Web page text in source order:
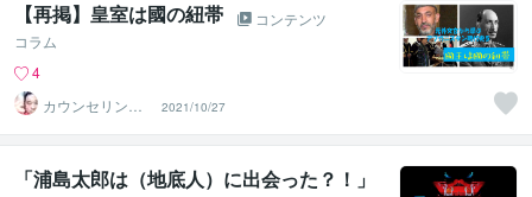
【再掲】皇室は國の紐帯
コンテンツ
コラム
4
カウンセリング
ルームふりぃう
ぃる
2021/10/27
「浦島太郎は（地底人）に出会った？！」